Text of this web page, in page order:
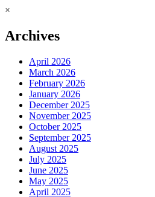
×
Archives
April 2026
March 2026
February 2026
January 2026
December 2025
November 2025
October 2025
September 2025
August 2025
July 2025
June 2025
May 2025
April 2025